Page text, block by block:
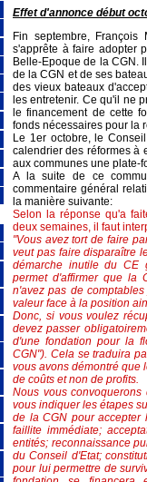
Effet d'annonce début
Fin septembre,
s'apprête à faire adopter
Belle-Epoque de la CGN.
de la CGN et de ses
des vieux bateaux
les entretenir. Ce qu'il ne
le financement de cette
fonds nécessaires pour la
Le 1er octobre, le
calendrier des réformes à
aux communes une plate-
A la suite de ce
commentaire général
la manière suivante:
Selon la réponse qu'a
deux semaines, il faut
"Vous avez tort de faire
veut pas faire disparaître
démarche inutile du CE
permet d'affirmer que la
n'avez pas de
valeur face à la position
Donc, si vous voulez
devez passer
d'une fondation pour la
CGN"). Cela se traduira
vous avons démontré que
de coûts et non de profits.
Nous vous
vous indiquer les étapes
de la CGN pour accepter
faillite immédiate;
entités; reconnaissance
du Conseil d'Etat;
pour lui permettre de